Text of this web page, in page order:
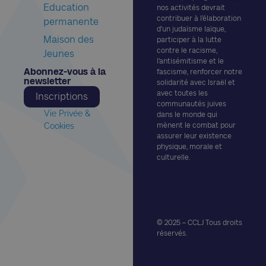
nos activités devrait
contribuer à l’élaboration
d’un judaïsme laïque,
participer à la lutte
contre le racisme,
l’antisémitisme et le
fascisme, renforcer notre
solidarité avec Israël et
avec toutes les
communautés juives
dans le monde qui
mènent le combat pour
assurer leur existence
physique, morale et
culturelle.
© 2025 – CCLJ Tous droits
réservés.
Education
permanente
Maison des
Jeunes
Abonnez-vous à la
newsletter​
Inscriptions
Vie Privée &
Cookies